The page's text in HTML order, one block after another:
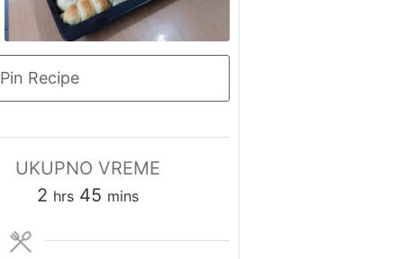
Pin Recipe
UKUPNO VREME
2 hrs 45 mins